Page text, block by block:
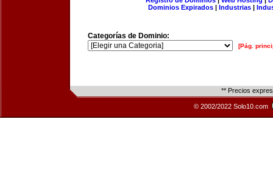
Dominios Expirados | Industrias |
Categorías de Dominio:
[Pág.
** Precios
© 2002/2022 Solo10.com